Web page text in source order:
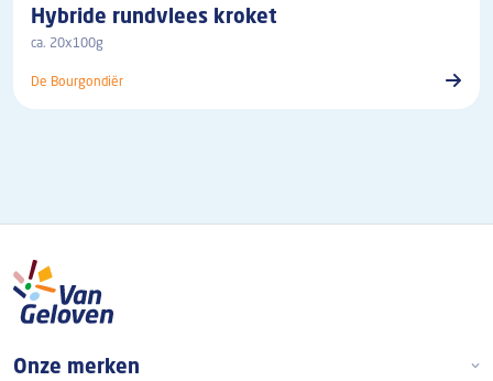
Hybride rundvlees kroket
ca. 20x100g
De Bourgondiër
Boven footer
Onze merken